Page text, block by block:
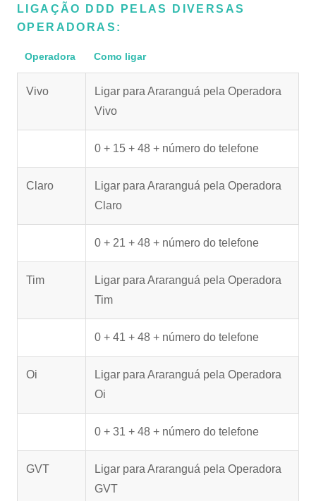
LIGAÇÃO DDD PELAS DIVERSAS
OPERADORAS:
Operadora Como ligar
Vivo
Ligar para Araranguá pela Operadora
Vivo
0 + 15 + 48 + número do telefone
Claro
Ligar para Araranguá pela Operadora
Claro
0 + 21 + 48 + número do telefone
Tim
Ligar para Araranguá pela Operadora
Tim
0 + 41 + 48 + número do telefone
Oi
Ligar para Araranguá pela Operadora
Oi
0 + 31 + 48 + número do telefone
GVT
Ligar para Araranguá pela Operadora
GVT